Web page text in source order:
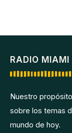
RADIO MIAMI
Nuestro
sobre los temas
mundo de hoy.